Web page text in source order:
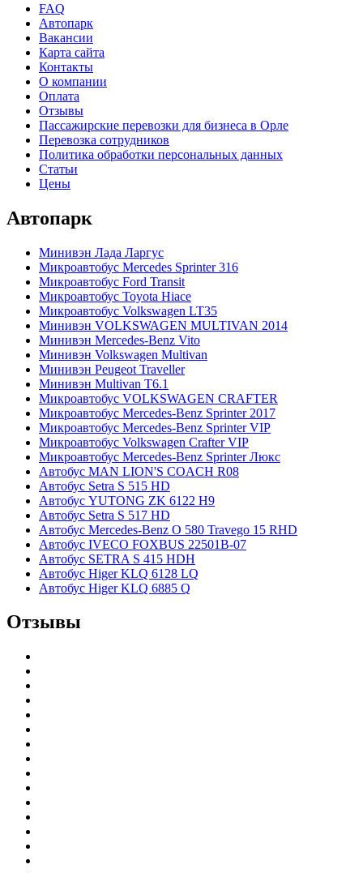
FAQ
Автопарк
Вакансии
Карта сайта
Контакты
О компании
Оплата
Отзывы
Пассажирские перевозки для бизнеса в Орле
Перевозка сотрудников
Политика обработки персональных данных
Статьи
Цены
Автопарк
Минивэн Лада Ларгус
Микроавтобус Mercedes Sprinter 316
Микроавтобус Ford Transit
Микроавтобус Toyota Hiace
Микроавтобус Volkswagen LT35
Минивэн VOLKSWAGEN MULTIVAN 2014
Минивэн Mercedes-Benz Vito
Минивэн Volkswagen Multivan
Минивэн Peugeot Traveller
Минивэн Multivan Т6.1
Микроавтобус VOLKSWAGEN CRAFTER
Микроавтобус Mercedes-Benz Sprinter 2017
Микроавтобус Mercedes-Benz Sprinter VIP
Микроавтобус Volkswagen Crafter VIP
Микроавтобус Mercedes-Benz Sprinter Люкс
Автобус MAN LION'S COACH R08
Автобус Setra S 515 HD
Автобус YUTONG ZK 6122 H9
Автобус Setra S 517 HD
Автобус Mercedes-Benz O 580 Travego 15 RHD
Автобус IVECO FOXBUS 22501В-07
Автобус SETRA S 415 HDH
Автобус Higer KLQ 6128 LQ
Автобус Higer KLQ 6885 Q
Отзывы